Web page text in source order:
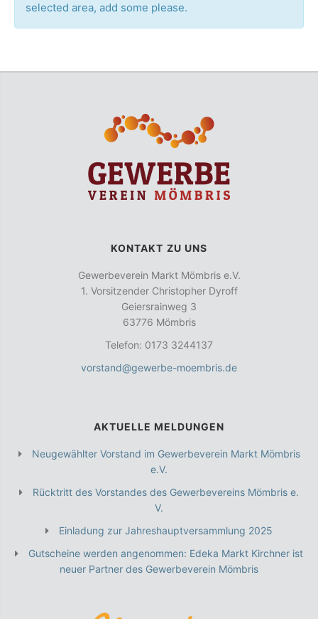
selected area, add some please.
KONTAKT ZU UNS
Gewerbeverein Markt Mömbris e.V.
1. Vorsitzender Christopher Dyroff
Geiersrainweg 3
63776 Mömbris
Telefon: 0173 3244137
vorstand@gewerbe-moembris.de
AKTUELLE MELDUNGEN
Neugewählter Vorstand im Gewerbeverein Markt Mömbris
e.V.
Rücktritt des Vorstandes des Gewerbevereins Mömbris e.
V.
Einladung zur Jahreshauptversammlung 2025
Gutscheine werden angenommen: Edeka Markt Kirchner ist
neuer Partner des Gewerbeverein Mömbris